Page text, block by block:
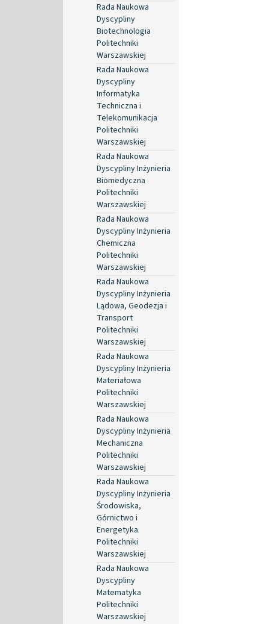
Rada Naukowa
Dyscypliny
Biotechnologia
Politechniki
Warszawskiej
Rada Naukowa
Dyscypliny
Informatyka
Techniczna i
Telekomunikacja
Politechniki
Warszawskiej
Rada Naukowa
Dyscypliny Inżynieria
Biomedyczna
Politechniki
Warszawskiej
Rada Naukowa
Dyscypliny Inżynieria
Chemiczna
Politechniki
Warszawskiej
Rada Naukowa
Dyscypliny Inżynieria
Lądowa, Geodezja i
Transport
Politechniki
Warszawskiej
Rada Naukowa
Dyscypliny Inżynieria
Materiałowa
Politechniki
Warszawskiej
Rada Naukowa
Dyscypliny Inżynieria
Mechaniczna
Politechniki
Warszawskiej
Rada Naukowa
Dyscypliny Inżynieria
Środowiska,
Górnictwo i
Energetyka
Politechniki
Warszawskiej
Rada Naukowa
Dyscypliny
Matematyka
Politechniki
Warszawskiej